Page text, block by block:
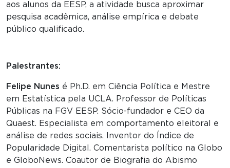
aos alunos da EESP, a atividade busca aproximar
pesquisa acadêmica, análise empírica e debate
público qualificado.
Palestrantes:
Felipe Nunes é Ph.D. em Ciência Política e Mestre
em Estatística pela UCLA. Professor de Políticas
Públicas na FGV EESP. Sócio-fundador e CEO da
Quaest. Especialista em comportamento eleitoral e
análise de redes sociais. Inventor do Índice de
Popularidade Digital. Comentarista político na Globo
e GloboNews. Coautor de Biografia do Abismo